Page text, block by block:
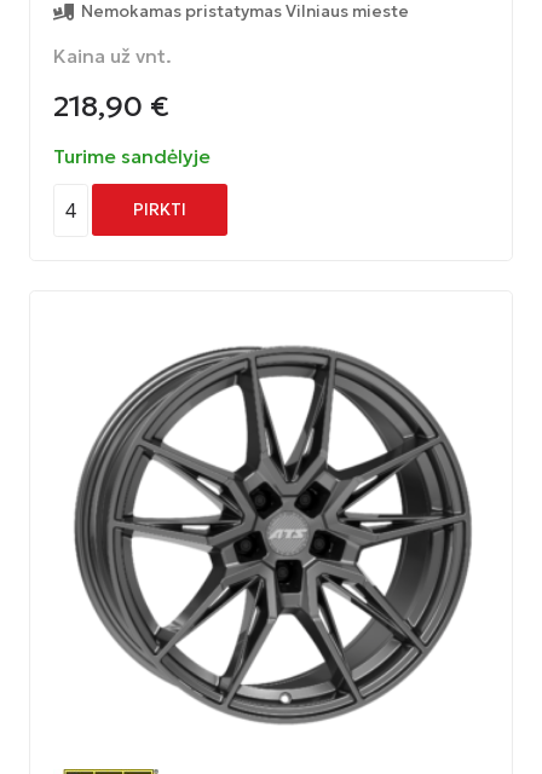
Nemokamas pristatymas Vilniaus mieste
Kaina už vnt.
218,90 €
Turime sandėlyje
4 PIRKTI